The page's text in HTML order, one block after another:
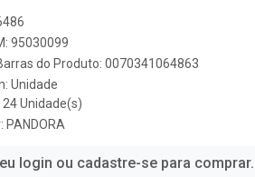
95030099
do Produto: 0070341064863
Unidade
24 Unidade(s)
PANDORA
login ou cadastre-se para comprar.